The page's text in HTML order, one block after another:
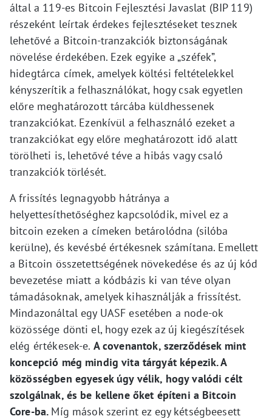
által a 119-es Bitcoin Fejlesztési Javaslat (BIP 119)
részeként leírtak érdekes fejlesztéseket tesznek
lehetővé a Bitcoin-tranzakciók biztonságának
növelése érdekében. Ezek egyike a „széfek”,
hidegtárca címek, amelyek költési feltételekkel
kényszerítik a felhasználókat, hogy csak egyetlen
előre meghatározott tárcába küldhessenek
tranzakciókat. Ezenkívül a felhasználó ezeket a
tranzakciókat egy előre meghatározott idő alatt
törölheti is, lehetővé téve a hibás vagy csaló
tranzakciók törlését.
A frissítés legnagyobb hátránya a
helyettesíthetőséghez kapcsolódik, mivel ez a
bitcoin ezeken a címeken betárolódna (silóba
kerülne), és kevésbé értékesnek számítana. Emellett
a Bitcoin összetettségének növekedése és az új kód
bevezetése miatt a kódbázis ki van téve olyan
támadásoknak, amelyek kihasználják a frissítést.
Mindazonáltal egy UASF esetében a node-ok
közössége dönti el, hogy ezek az új kiegészítések
elég értékesek-e. A covenantok, szerződések mint
koncepció még mindig vita tárgyát képezik. A
közösségben egyesek úgy vélik, hogy valódi célt
szolgálnak, és be kellene őket építeni a Bitcoin
Core-ba. Míg mások szerint ez egy kétségbeesett